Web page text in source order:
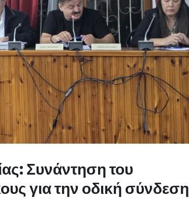
Συνάντηση του
για την οδική σύνδεση